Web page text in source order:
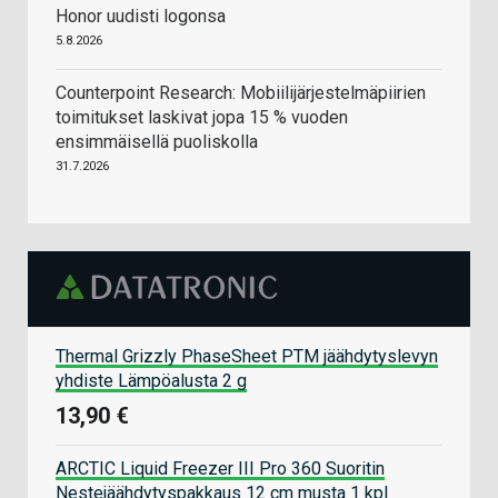
Honor uudisti logonsa
5.8.2026
Counterpoint Research: Mobiilijärjestelmäpiirien
toimitukset laskivat jopa 15 % vuoden
ensimmäisellä puoliskolla
31.7.2026
Thermal Grizzly PhaseSheet PTM jäähdytyslevyn
yhdiste Lämpöalusta 2 g
13,90 €
ARCTIC Liquid Freezer III Pro 360 Suoritin
Nestejäähdytyspakkaus 12 cm musta 1 kpl